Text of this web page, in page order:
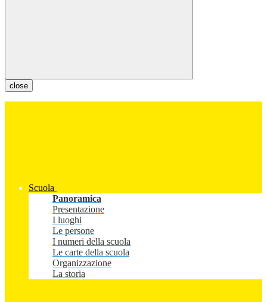
close
Scuola
Panoramica
Presentazione
I luoghi
Le persone
I numeri della scuola
Le carte della scuola
Organizzazione
La storia